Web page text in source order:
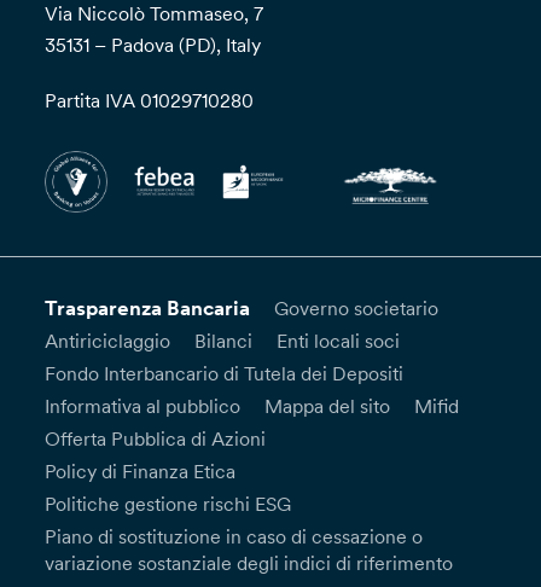
Via Niccolò Tommaseo, 7
35131 – Padova (PD), Italy
Partita IVA 01029710280
Trasparenza Bancaria
Governo societario
Antiriciclaggio
Bilanci
Enti locali soci
Fondo Interbancario di Tutela dei Depositi
Informativa al pubblico
Mappa del sito
Mifid
Offerta Pubblica di Azioni
Policy di Finanza Etica
Politiche gestione rischi ESG
Piano di sostituzione in caso di cessazione o
variazione sostanziale degli indici di riferimento